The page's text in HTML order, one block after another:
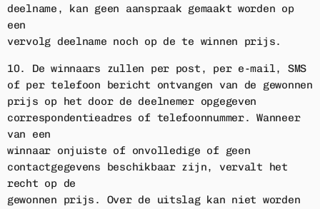
deelname, kan geen aanspraak gemaakt worden op
een
vervolg deelname noch op de te winnen prijs.
10. De winnaars zullen per post, per e-mail, SMS
of per telefoon bericht ontvangen van de gewonnen
prijs op het door de deelnemer opgegeven
correspondentieadres of telefoonnummer. Wanneer
van een
winnaar onjuiste of onvolledige of geen
contactgegevens beschikbaar zijn, vervalt het
recht op de
gewonnen prijs. Over de uitslag kan niet worden